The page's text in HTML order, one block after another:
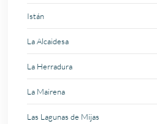
Istán
La Alcaidesa
La Herradura
La Mairena
Las Lagunas de Mijas